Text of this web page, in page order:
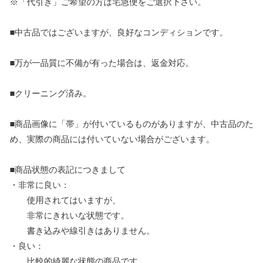
■中古品ではございますが、良好なコンディションです。
■万が一品質に不備が有った場合は、返金対応。
■クリーニング済み。
■商品画像に「帯」が付いているものがありますが、中古品のた
め、実際の商品には付いていない場合がございます。
■商品状態の表記につきまして
・非常に良い：
使用されてはいますが、
非常にきれいな状態です。
書き込みや線引きはありません。
・良い：